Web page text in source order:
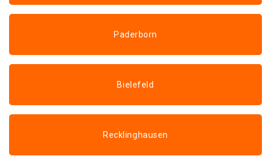
Paderborn
Bielefeld
Recklinghausen